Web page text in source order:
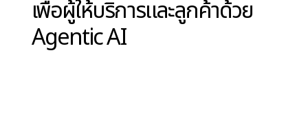
การอนุมัติประกันแบบ Dynamic:
แบบดั้งเดิมใช้ข้อมูลคงที่ แต่ Agentic AI สามารถ